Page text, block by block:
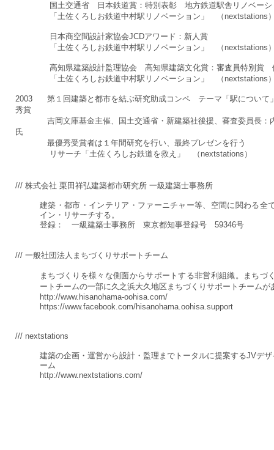
国土交通省 日本鉄道賞：特別表彰 地方鉄道駅舎リノベーシ
「土佐くろしお鉄道中村駅リノベーション」 （nextstations
日本商空間設計家協会JCDアワード：新人賞
「土佐くろしお鉄道中村駅リノベーション」 （nextstations
高知県建築設計監理協会 高知県建築文化賞：審査員特別賞
「土佐くろしお鉄道中村駅リノベーション」 （nextstations
2003 第１回建築と都市を結ぶ研究助成コンペ テーマ「駅について
秀賞
吉岡文庫基金主催、国土交通省・新建築社後援、審査委員長：
氏
最優秀受賞者は１年間研究を行い、最終プレゼンを行う
リサーチ「土佐くろしお鉄道を救え」 （nextstations）
/// 株式会社 栗田祥弘建築都市研究所 一級建築士事務所
建築・都市・インテリア・ファーニチャー等、空間に関わる全
イン・リサーチする。
登録： 一級建築士事務所 東京都知事登録号 59346号
/// 一般社団法人まちづくりサポートチーム
まちづくりを様々な側面からサポートする非営利組織。まちづ
ートチームの一部に久之浜大久地区まちづくりサポートチームが
http://www.hisanohama-oohisa.com/
https://www.facebook.com/hisanohama.oohisa.support
/// nextstations
建築の企画・運営から設計・監理までトータルに提案するJVデザ
ーム
http://www.nextstations.com/